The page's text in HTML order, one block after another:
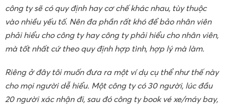
công ty sẽ có quy định hay cơ chế khác nhau, tùy thuộc
vào nhiều yếu tố. Nên đa phần rất khó để bảo nhân viên
phải hiểu cho công ty hay công ty phải hiểu cho nhân viên,
mà tốt nhất cứ theo quy định hợp tình, hợp lý mà làm.
Riêng ở đây tôi muốn đưa ra một ví dụ cụ thể như thế này
cho mọi người dễ hiểu. Một công ty có 30 người, lúc đầu
20 người xác nhận đi, sau đó công ty book vé xe/máy bay,